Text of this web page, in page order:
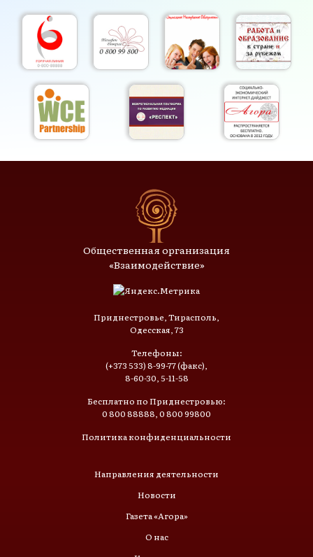
Общественная организация
«Взаимодействие»
Приднестровье, Тирасполь,
Одесская, 73
Телефоны:
(+373 533) 8-99-77 (факс),
8-60-30, 5-11-58
Бесплатно по Приднестровью:
0 800 88888, 0 800 99800
Политика конфиденциальности
Направления деятельности
Новости
Газета «Агора»
О нас